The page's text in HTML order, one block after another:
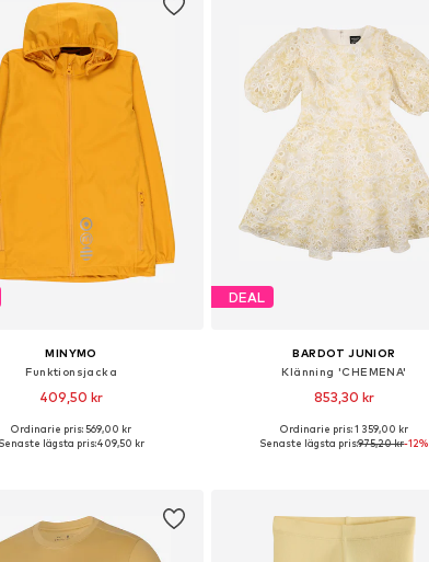
MINYMO
Funktionsjacka
409,50 kr
storlekar: 92, 104, 116, 128, 152
Ordinarie pris: 569,00 kr
Senaste lägsta pris:409,50 kr
DEAL
BARDOT JUNIOR
Klänning 'CHEMENA'
853,30 kr
Ordinarie pris: 1 359,00 kr
Senaste lägsta pris:975,20 kr-12%